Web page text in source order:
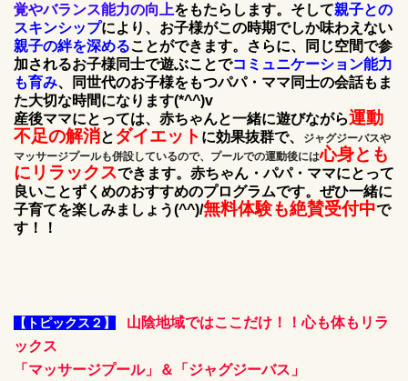
覚やバランス能力の向上をもたらします。そして親子との
スキンシップにより、お子様がこの時期でしか味わえない
親子の絆を深めることができます。さらに、同じ空間で参
加されるお子様同士で遊ぶことでコミュニケーション能力
も育み、同世代のお子様をもつパパ・ママ同士の会話もま
た大切な時間になります(*^^)v
産後ママにとっては、赤ちゃんと一緒に遊びながら運動
不足の解消とダイエット に効果抜群で、
ジャグジーバスや
マッサージプールも併設しているので、プールでの運動後には心身とも
にリラックスできます。赤ちゃん・パパ・ママにとって
良いことずくめのおすすめのプログラムです。ぜひ一緒に
子育てを楽しみましょう(^^)/無料体験も絶賛受付中で
す！！
【トピックス２】
山陰地域ではここだけ！！心も体もリラ
ックス
「マッサージプール」＆「ジャグジーバス」